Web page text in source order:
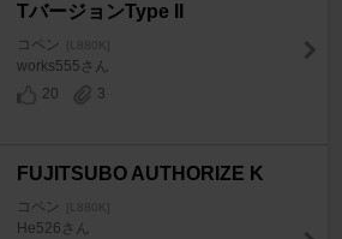
TバージョンType II
コペン
works555さん
20
3
FUJITSUBO AUTHORIZE K
コペン
He526さん